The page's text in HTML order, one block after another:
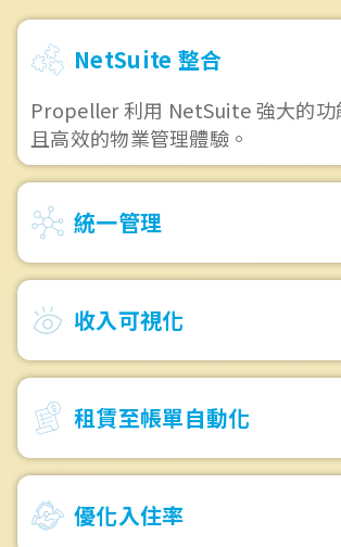
NetSuite 整合
Propeller 利用 NetSuite 強大的功
且高效的物業管理體驗。
統一管理
收入可視化
租賃至帳單自動化
優化入住率